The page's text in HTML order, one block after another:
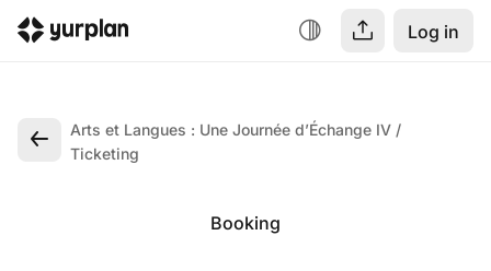
Log in
Arts et Langues : Une Journée d’Échange IV
Ticketing